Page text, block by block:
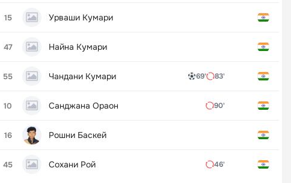
15 Урваши Кумари
47 Найна Кумари
55 Чандани Кумари 69' 83'
10 Санджана Ораон 90'
16 Рошни Баскей
45 Сохани Рой 46'